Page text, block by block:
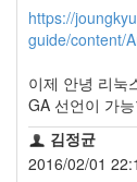
https://
guide/content/
이제 안녕 리눅
GA 선언이 가
김정균
2016/02/01
지
3
143
안
녕
리